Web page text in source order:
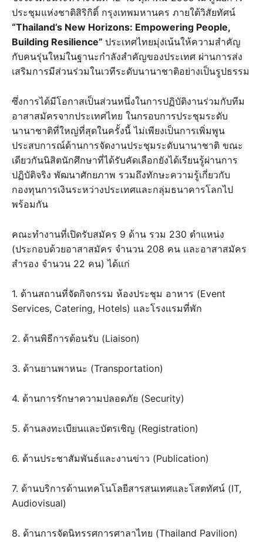
ประชุมแห่งชาติสิริกิติ์ กรุงเทพมหานคร ภายใต้วิสัยทัศน์
“Thailand’s New Horizons: Empowering People,
Building Resilience” ประเทศไทยมุ่งเน้นให้ความสำคัญ
กับคนรุ่นใหม่ในฐานะกำลังสำคัญของประเทศ ผ่านการส่ง
เสริมการมีส่วนร่วมในเวทีระดับนานาชาติอย่างเป็นรูปธรรม
ซึ่งการได้มีโอกาสเป็นส่วนหนึ่งในการปฏิบัติงานร่วมกับทีม
อาสาสมัครจากประเทศไทย ในกรอบการประชุมระดับ
นานาชาติที่ใหญ่ที่สุดในครั้งนี้ ไม่เพียงเป็นการเพิ่มพูน
ประสบการณ์ด้านการจัดงานประชุมระดับนานาชาติ ขณะ
เดียวกันนิสิตนักศึกษาที่ได้รับคัดเลือกยังได้เรียนรู้ผ่านการ
ปฏิบัติจริง พัฒนาศักยภาพ รวมถึงทักษะความรู้เกี่ยวกับ
กองทุนการเงินระหว่างประเทศและกลุ่มธนาคารโลกไป
พร้อมกัน
คณะทำงานที่เปิดรับสมัคร 9 ด้าน รวม 230 ตำแหน่ง
(ประกอบด้วยอาสาสมัคร จำนวน 208 คน และอาสาสมัคร
สำรอง จำนวน 22 คน) ได้แก่
1. ด้านสถานที่จัดกิจกรรม ห้องประชุม อาหาร (Event
Services, Catering, Hotels) และโรงแรมที่พัก
2. ด้านพิธีการต้อนรับ (Liaison)
3. ด้านยานพาหนะ (Transportation)
4. ด้านการรักษาความปลอดภัย (Security)
5. ด้านลงทะเบียนและบัตรเชิญ (Registration)
6. ด้านประชาสัมพันธ์และงานข่าว (Publication)
7. ด้านบริการด้านเทคโนโลยีสารสนเทศและโสตทัศน์ (IT,
Audiovisual)
8. ด้านการจัดนิทรรศการศาลาไทย (Thailand Pavilion)